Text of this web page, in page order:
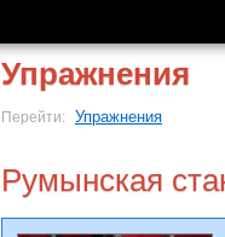
Упражнения
Перейти: Упражнения
Румынская